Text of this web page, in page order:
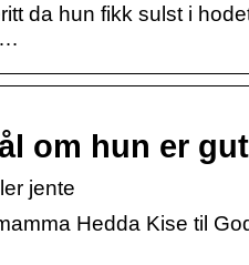
da hun fikk sulst i
…
om hun er
jente
Hedda Kise til